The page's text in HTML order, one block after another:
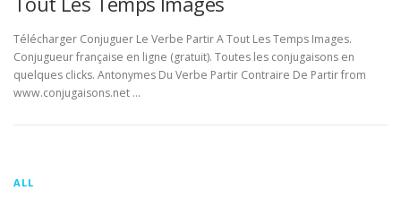
Télécharger Conjuguer Le Verbe Partir A Tout Les Temps Images.
Conjugueur française en ligne (gratuit). Toutes les conjugaisons en
quelques clicks. Antonymes Du Verbe Partir Contraire De Partir from
www.conjugaisons.net …
ALL